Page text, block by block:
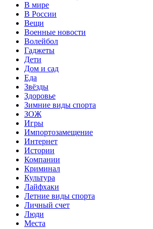
В мире
В России
Вещи
Военные новости
Волейбол
Гаджеты
Дети
Дом и сад
Еда
Звёзды
Здоровье
Зимние виды спорта
ЗОЖ
Игры
Импортозамещение
Интернет
Истории
Компании
Криминал
Культура
Лайфхаки
Летние виды спорта
Личный счет
Люди
Места